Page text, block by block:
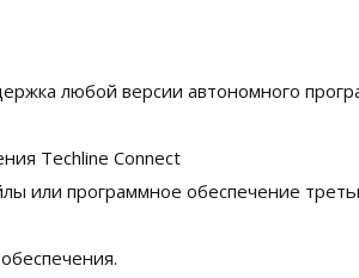
любой версии автономного
Techline Connect
или программное обеспечение